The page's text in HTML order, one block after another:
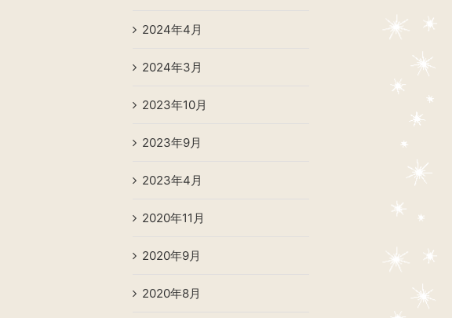
2024年4月
2024年3月
2023年10月
2023年9月
2023年4月
2020年11月
2020年9月
2020年8月